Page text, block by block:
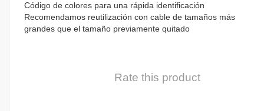
Código de colores para una rápida identificación
Recomendamos reutilización con cable de tamaños más
grandes que el tamaño previamente quitado
Rate this product